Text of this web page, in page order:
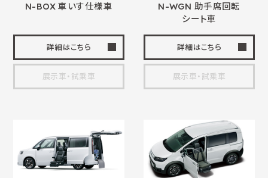
N-BOX車いす仕様車
詳細はこちら
展示車・試乗車
N-WGN 助手席回転
シート車
詳細はこちら
展示車・試乗車